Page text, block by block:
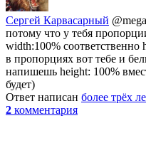
Сергей Карвасарный
потому что у тебя
width:100% соответственно
в пропорциях вот тебе и
напишешь height: 100%
будет)
Ответ написан более трёх
2 комментария